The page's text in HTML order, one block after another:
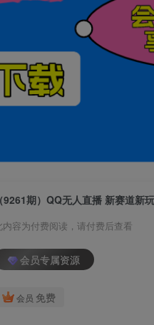
9261期）QQ无人直播 新赛道新
内容为付费阅读，请付费后查看
会员专属资源
会员 免费